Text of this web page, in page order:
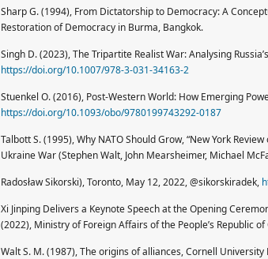
Sharp G. (1994), From Dictatorship to Democracy: A
Restoration of Democracy in Burma, Bangkok.
Singh D. (2023), The Tripartite Realist War: Analysing
https://doi.org/10.1007/978-3-031-34163-2
Stuenkel O. (2016), Post-Western World: How Emerging
https://doi.org/10.1093/obo/9780199743292-0187
Talbott S. (1995), Why NATO Should Grow, “New York
Ukraine War (Stephen Walt, John Mearsheimer, Michael
Radosław Sikorski), Toronto, May 12, 2022, @sikorskiradek,
Xi Jinping Delivers a Keynote Speech at the Opening
(2022), Ministry of Foreign Affairs of the People’s Republic
Walt S. M. (1987), The origins of alliances, Cornell University